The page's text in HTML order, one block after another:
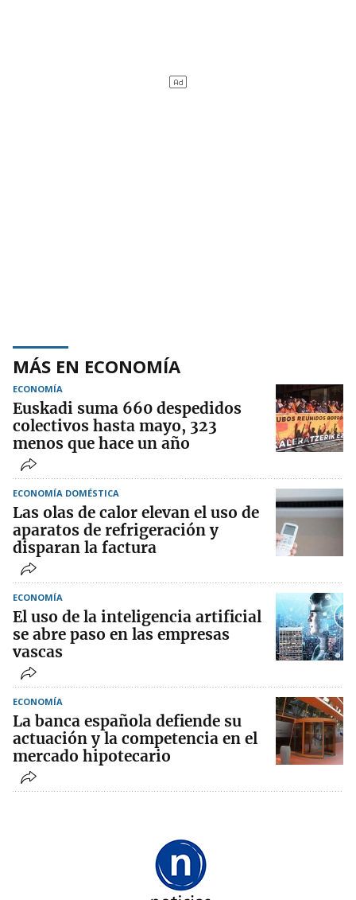
MÁS EN ECONOMÍA
ECONOMÍA
Euskadi suma 660 despedidos
colectivos hasta mayo, 323
menos que hace un año
ECONOMÍA DOMÉSTICA
Las olas de calor elevan el uso de
aparatos de refrigeración y
disparan la factura
ECONOMÍA
El uso de la inteligencia artificial
se abre paso en las empresas
vascas
ECONOMÍA
La banca española defiende su
actuación y la competencia en el
mercado hipotecario